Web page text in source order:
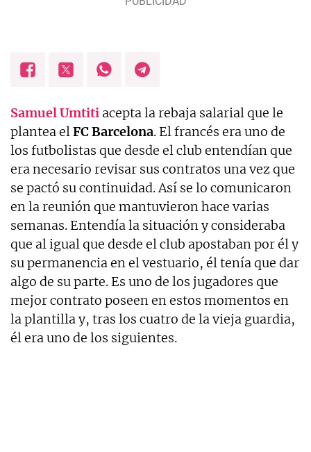
SamuelUmtiti acepta la rebaja salarial que le
plantea elFCBarcelona. El francés era uno de
los futbolistas que desde el club entendían que
era necesario revisar sus contratos una vez que
se pactó su continuidad. Así se lo comunicaron
en la reunión que mantuvieron hace varias
semanas. Entendía la situación y consideraba
que al igual que desde el club apostaban por él y
su permanencia en el vestuario, él tenía que dar
algo de su parte. Es uno de los jugadores que
mejor contrato poseen en estos momentos en
la plantilla y, tras los cuatro de la vieja guardia,
él era uno de los siguientes.